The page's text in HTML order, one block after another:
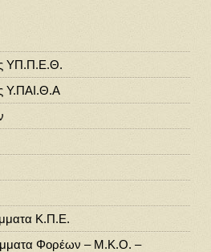
ΥΠ.Π.Ε.Θ.
Υ.ΠΑΙ.Θ.Α
Κ.Π.Ε.
Φορέων – Μ.Κ.Ο. –